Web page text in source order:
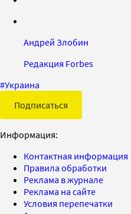
Андрей Злобин
Редакция Forbes
#Украина
Подписаться
Информация:
Контактная информация
Правила обработки
Реклама в журнале
Реклама на сайте
Условия перепечатки